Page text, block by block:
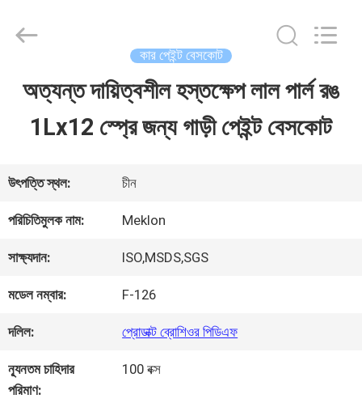
বাড়ি
ভিডিও
আমাদের
সম্পর্কে
কারখানা
Chemical
Reserved.
কার পেইন্ট বেসকোট
অত্যন্ত দায়িত্বশীল হস্তক্ষেপ লাল পার্ল রঙ
1Lx12 স্প্রে জন্য গাড়ী পেইন্ট বেসকোট
উৎপত্তি স্থল: চীন
পরিচিতিমুলক নাম: Meklon
সাক্ষ্যদান: ISO,MSDS,SGS
মডেল নম্বার: F-126
দলিল: প্রোডাক্ট ব্রোশিওর পিডিএফ
ন্যূনতম চাহিদার
পরিমাণ:
100 বক্স